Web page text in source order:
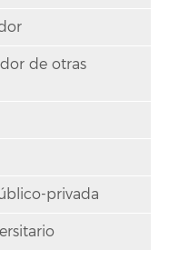
de otras
privada